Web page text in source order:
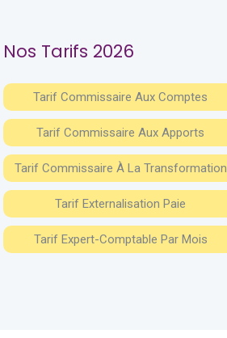
Nos Tarifs 2026
Tarif Commissaire Aux Comptes
Tarif Commissaire Aux Apports
Tarif Commissaire À La Transformation
Tarif Externalisation Paie
Tarif Expert-Comptable Par Mois